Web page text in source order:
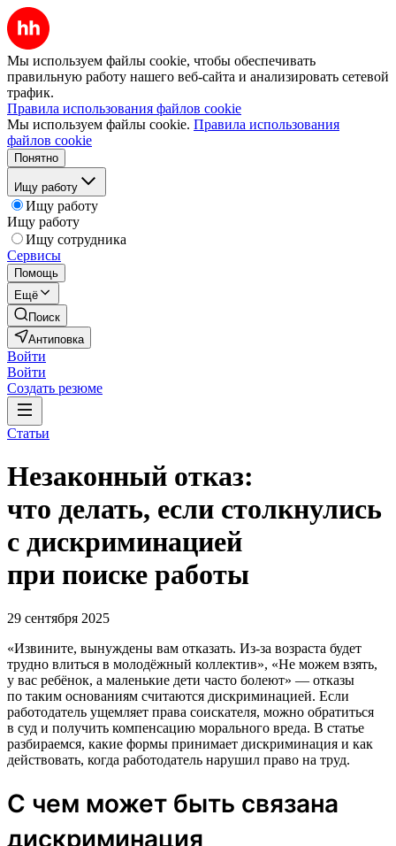
Мы используем файлы cookie, чтобы обеспечивать
правильную работу нашего веб-сайта и анализировать сетевой
трафик.
Правила использования файлов cookie
Мы используем файлы cookie. Правила использования
файлов cookie
Понятно
Ищу работу
Ищу работу
Ищу работу
Ищу сотрудника
Сервисы
Помощь
Ещё
Поиск
Антиповка
Войти
Войти
Создать резюме
Статьи
Незаконный отказ:
что делать, если столкнулись
с дискриминацией
при поиске работы
29 сентября 2025
«Извините, вынуждены вам отказать. Из-за возраста будет
трудно влиться в молодёжный коллектив», «Не можем взять,
у вас ребёнок, а маленькие дети часто болеют» — отказы
по таким основаниям считаются дискриминацией. Если
работодатель ущемляет права соискателя, можно обратиться
в суд и получить компенсацию морального вреда. В статье
разбираемся, какие формы принимает дискриминация и как
действовать, когда работодатель нарушил право на труд.
С чем может быть связана
дискриминация